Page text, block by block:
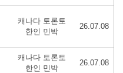
캐나다 토론토
한인 민박
26.07.08
캐나다 토론토
한인 민박
26.07.08